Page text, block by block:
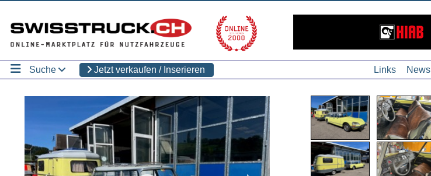
Suche Jetzt verkaufen / Inserieren Links News